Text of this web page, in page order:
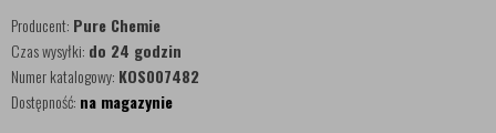
Producent: Pure Chemie
Czas wysyłki: do 24 godzin
Numer katalogowy: KOS007482
Dostępność: na magazynie